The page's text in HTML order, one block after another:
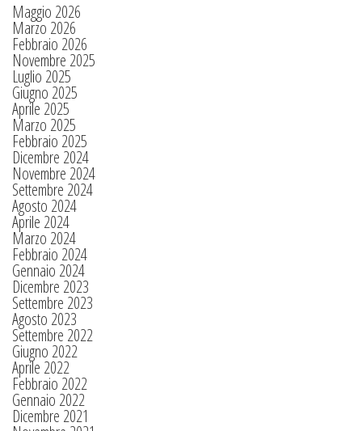
Maggio 2026
Marzo 2026
Febbraio 2026
Novembre 2025
Luglio 2025
Giugno 2025
Aprile 2025
Marzo 2025
Febbraio 2025
Dicembre 2024
Novembre 2024
Settembre 2024
Agosto 2024
Aprile 2024
Marzo 2024
Febbraio 2024
Gennaio 2024
Dicembre 2023
Settembre 2023
Agosto 2023
Settembre 2022
Giugno 2022
Aprile 2022
Febbraio 2022
Gennaio 2022
Dicembre 2021